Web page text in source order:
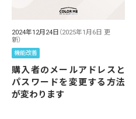
2024年12月24日 （2025年1月6日 更
新）
機能改善
購入者のメールアドレスと
パスワードを変更する方法
が変わります